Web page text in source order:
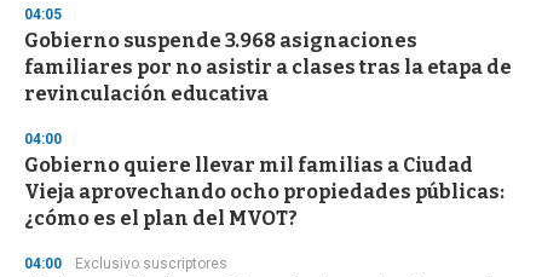
s
e
c
o
n
04:05
Gobierno suspende 3.968 asignaciones
familiares por no asistir a clases tras la etapa de
revinculación educativa
04:00
Gobierno quiere llevar mil familias a Ciudad
Vieja aprovechando ocho propiedades públicas:
¿cómo es el plan del MVOT?
04:00 Exclusivo suscriptores